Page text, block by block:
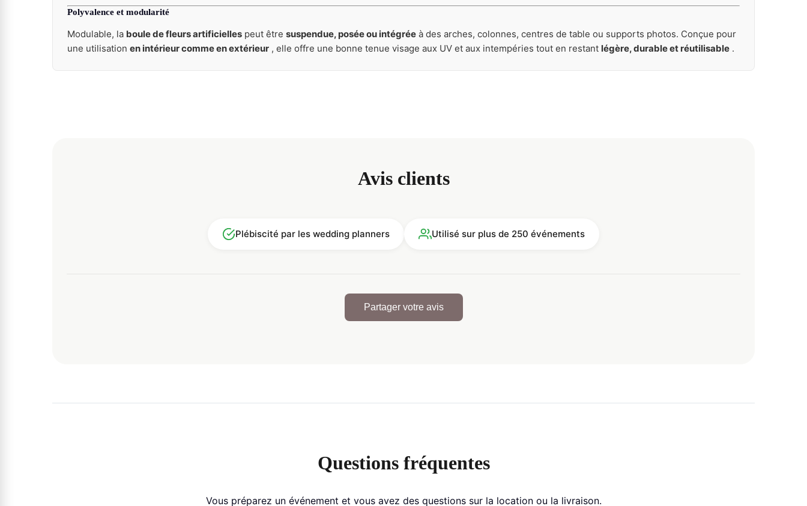
Polyvalence et modularité
Modulable, la boule de fleurs artificielles peut être suspendue, posée ou intégrée à des arches, colonnes, centres de table ou supports photos. Conçue pour
une utilisation en intérieur comme en extérieur , elle offre une bonne tenue visage aux UV et aux intempéries tout en restant légère, durable et réutilisable .
Avis clients
Plébiscité par les wedding planners Utilisé sur plus de 250 événements
Partager votre avis
Questions fréquentes
Vous préparez un événement et vous avez des questions sur la location ou la livraison.